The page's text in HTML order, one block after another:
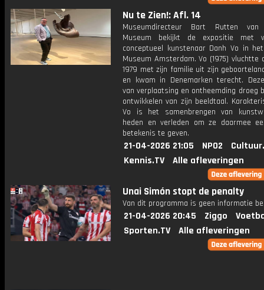
Nu te Zien!: Afl. 14
Museumdirecteur Bart Rutten van
Museum bekijkt de expositie met
conceptueel kunstenaar Danh Vo in
Museum Amsterdam. Vo (1975) vluchtte
1979 met zijn familie uit zijn
en kwam in Denemarken terecht.
van verplaatsing en ontheemding droeg
ontwikkelen van zijn beeldtaal.
Vo is het samenbrengen van
heden en verleden om ze daarmee
betekenis te geven.
21-04-2026 21:05 NPO2
Kennis.TV
Alle afleveringen
Unai Simón stopt de penalty
Van dit programma is geen informatie
21-04-2026 20:45 Ziggo
Sporten.TV
Alle afleveringen